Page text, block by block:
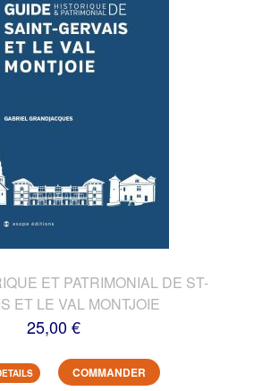
ET PATRIMONIAL DE ST-
ET LE VAL MONTJOIE
25,00 €
COMMANDER